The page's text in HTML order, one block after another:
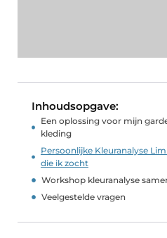
Inhoudsopgave:
Een oplossing voor mijn
kleding
Persoonlijke Kleuranalyse
die ik zocht
Workshop kleuranalyse
Veelgestelde vragen